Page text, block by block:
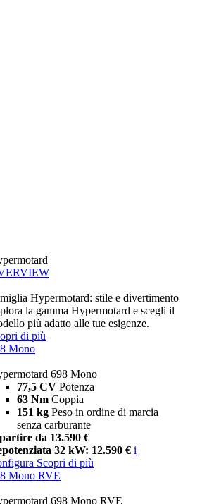
Hypermotard: stile e divertimento
la gamma Hypermotard e scegli il
più adatto alle tue esigenze.
di più
Mono
698 Mono
77,5 CV Potenza
63 Nm Coppia
151 kg Peso in ordine di marcia
senza carburante
da 13.590 €
32 kW: 12.590 € i
Scopri di più
Mono RVE
698 Mono RVE